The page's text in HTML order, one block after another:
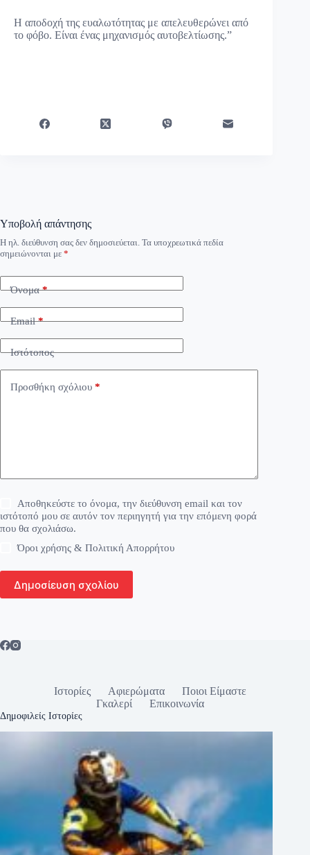
Η αποδοχή της ευαλωτότητας με απελευθερώνει από
το φόβο. Είναι ένας μηχανισμός αυτοβελτίωσης.”
Υποβολή απάντησης
Η ηλ. διεύθυνση σας δεν δημοσιεύεται. Τα υποχρεωτικά πεδία
σημειώνονται με *
Όνομα*
Email*
Ιστότοπος
Προσθήκη σχόλιου *
Αποθηκεύστε το όνομα, την διεύθυνση email και τον
ιστότοπό μου σε αυτόν τον περιηγητή για την επόμενη φορά
που θα σχολιάσω.
Όροι χρήσης & Πολιτική Απορρήτου
Δημοσίευση σχολίου
Ιστορίες Αφιερώματα
Ποιοι Είμαστε
Γκαλερί
Επικοινωνία
Δημοφιλείς Ιστορίες